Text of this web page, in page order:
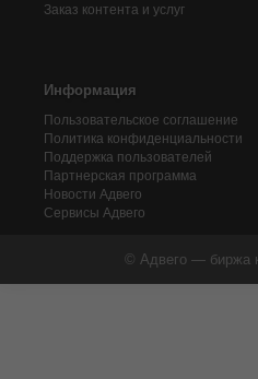
Заказ контента и услуг
Информация
Пользовательское соглашение
Политика конфиденциальности
Поддержка пользователей
Партнерская программа
Новости Адвего
Сервисы Адвего
© Адвего — биржа